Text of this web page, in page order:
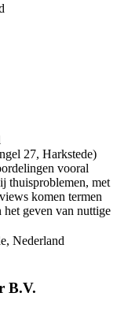
27, Harkstede)
vooral
thuisproblemen, met
komen termen
het geven van nuttige
Nederland
B.V.